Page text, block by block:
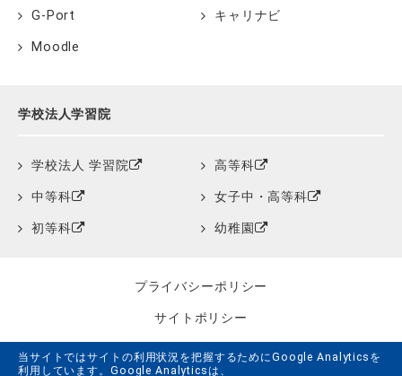
当サイトではサイトの利用状況を把握するためにGoogle Analyticsを
利用しています。Google Analyticsは、
G-Port キャリナビ
Moodle
学校法人学習院
学校法人 学習院 高等科
中等科 女子中・高等科
初等科 幼稚園
プライバシーポリシー
サイトポリシー
クッキーポリシー